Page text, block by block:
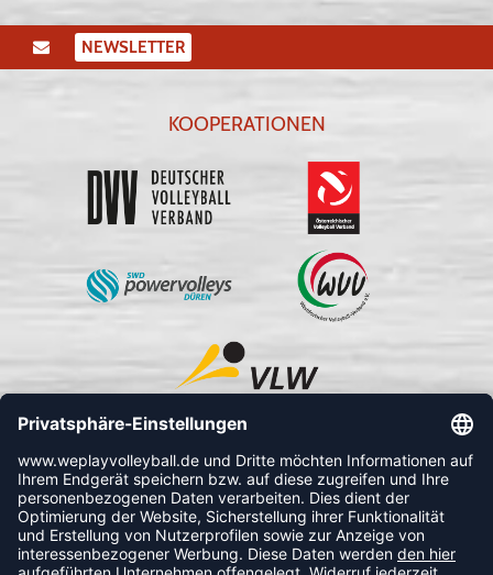
NEWSLETTER
KOOPERATIONEN
FOLLOW US